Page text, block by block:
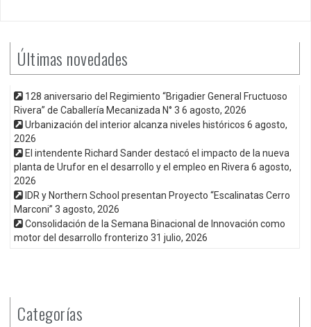
Últimas novedades
128 aniversario del Regimiento “Brigadier General Fructuoso
Rivera” de Caballería Mecanizada N° 3 6 agosto, 2026
Urbanización del interior alcanza niveles históricos 6 agosto,
2026
El intendente Richard Sander destacó el impacto de la nueva
planta de Urufor en el desarrollo y el empleo en Rivera6 agosto,
2026
IDR y Northern School presentan Proyecto “Escalinatas Cerro
Marconi” 3 agosto, 2026
Consolidación de la Semana Binacional de Innovación como
motor del desarrollo fronterizo 31 julio, 2026
Categorías